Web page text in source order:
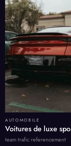
AUTOMOBILE
Voitures de luxe
team trafic referencement